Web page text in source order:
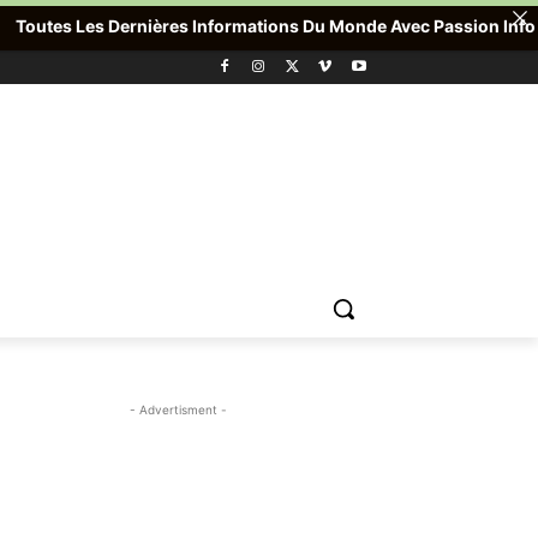
- Advertisment -
Toutes Les Dernières Informations Du Monde Avec Passion Info